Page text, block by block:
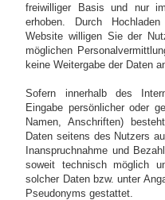
freiwilliger Basis und nur
erhoben. Durch
Website willigen Sie der
möglichen
keine Weitergabe der Daten
Sofern innerhalb des
Eingabe persönlicher oder
Namen, Anschriften)
Daten seitens des Nutzers
Inanspruchnahme und
soweit technisch möglich
solcher Daten bzw. unter
Pseudonyms gestattet.